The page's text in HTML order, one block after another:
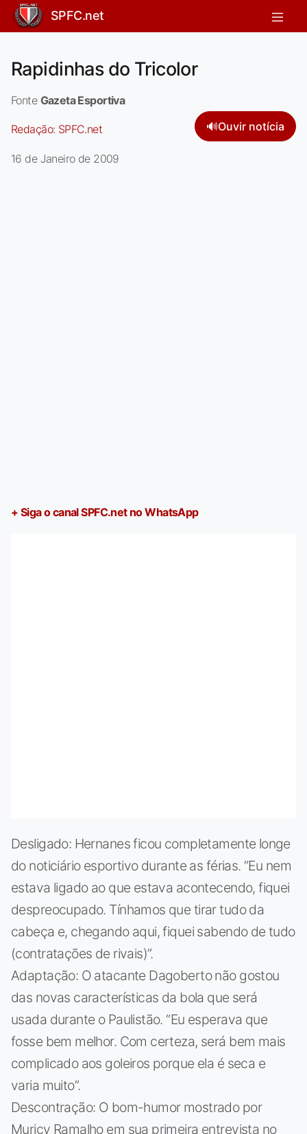
SPFC.net
Rapidinhas do Tricolor
Fonte Gazeta Esportiva
Redação: SPFC.net 🔊Ouvir notícia
16 de Janeiro de 2009
+ Siga o canal SPFC.net no WhatsApp
Desligado: Hernanes ficou completamente longe
do noticiário esportivo durante as férias. “Eu nem
estava ligado ao que estava acontecendo, fiquei
despreocupado. Tínhamos que tirar tudo da
cabeça e, chegando aqui, fiquei sabendo de tudo
(contratações de rivais)”.
Adaptação: O atacante Dagoberto não gostou
das novas características da bola que será
usada durante o Paulistão. “Eu esperava que
fosse bem melhor. Com certeza, será bem mais
complicado aos goleiros porque ela é seca e
varia muito”.
Descontração: O bom-humor mostrado por
Muricy Ramalho em sua primeira entrevista no